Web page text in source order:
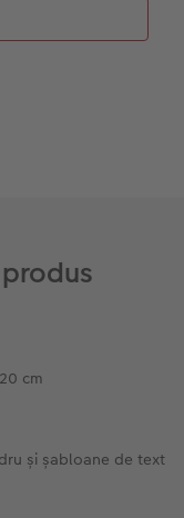
cm
și șabloane de text